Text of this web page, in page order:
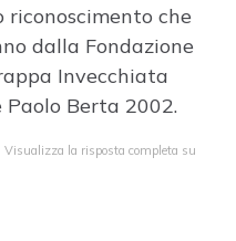
riconoscimento che
dalla Fondazione
Invecchiata
Paolo Berta 2002.
Visualizza la risposta completa su